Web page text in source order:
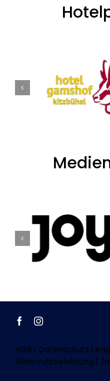
AGB | Datenschutz |
Widerrufsbelehrung |